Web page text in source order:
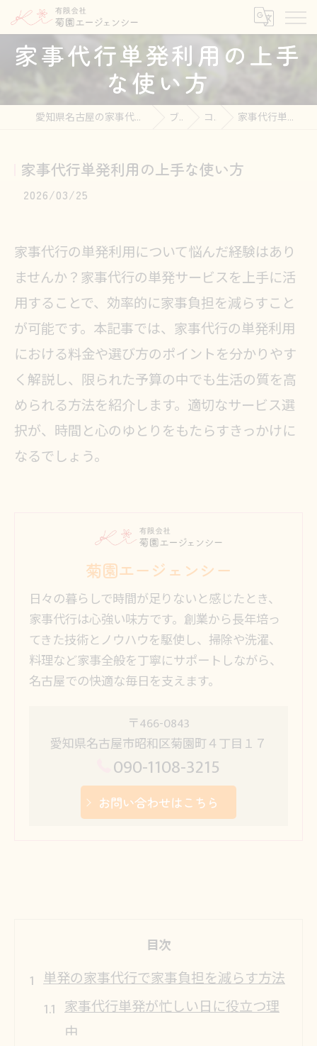
家事代行単発利用の上手
な使い方
愛知県名古屋の家事代行なら有限会社菊園エージェンシー ブログ コラム 家事代行単発利用の上手な使い方
家事代行単発利用の上手な使い方
2026/03/25
家事代行の単発利用について悩んだ経験はあり
ませんか？家事代行の単発サービスを上手に活
用することで、効率的に家事負担を減らすこと
が可能です。本記事では、家事代行の単発利用
における料金や選び方のポイントを分かりやす
く解説し、限られた予算の中でも生活の質を高
められる方法を紹介します。適切なサービス選
択が、時間と心のゆとりをもたらすきっかけに
なるでしょう。
菊園エージェンシー
日々の暮らしで時間が足りないと感じたとき、
家事代行は心強い味方です。創業から長年培っ
てきた技術とノウハウを駆使し、掃除や洗濯、
料理など家事全般を丁寧にサポートしながら、
名古屋での快適な毎日を支えます。
〒466-0843
愛知県名古屋市昭和区菊園町４丁目１７
090-1108-3215
お問い合わせはこちら
目次
単発の家事代行で家事負担を減らす方法
家事代行単発が忙しい日に役立つ理
由